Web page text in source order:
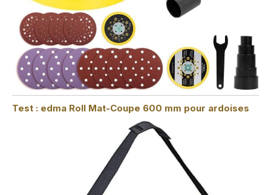
Test : edma Roll Mat-Coupe 600 mm pour ardoises